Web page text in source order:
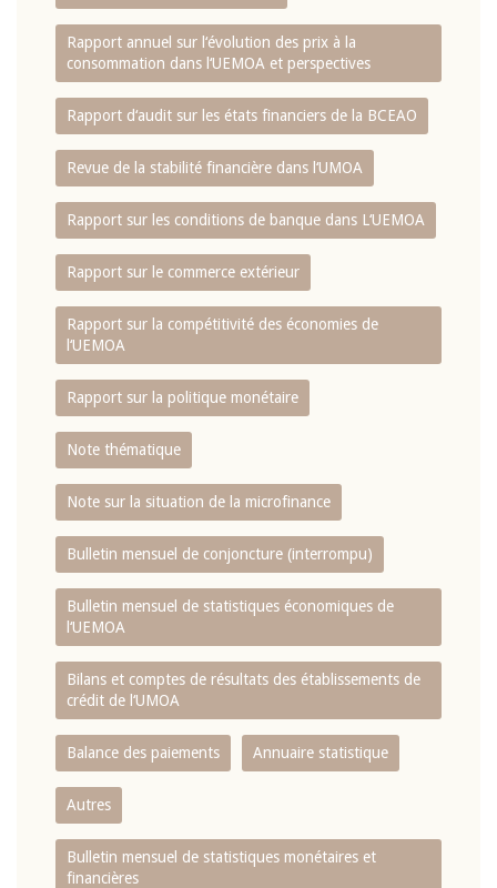
Rapport annuel sur l‘évolution des prix à la
consommation dans l‘UEMOA et perspectives
Rapport d‘audit sur les états financiers de la BCEAO
Revue de la stabilité financière dans l‘UMOA
Rapport sur les conditions de banque dans L‘UEMOA
Rapport sur le commerce extérieur
Rapport sur la compétitivité des économies de
l‘UEMOA
Rapport sur la politique monétaire
Note thématique
Note sur la situation de la microfinance
Bulletin mensuel de conjoncture (interrompu)
Bulletin mensuel de statistiques économiques de
l‘UEMOA
Bilans et comptes de résultats des établissements de
crédit de l‘UMOA
Balance des paiements Annuaire statistique
Autres
Bulletin mensuel de statistiques monétaires et
financières